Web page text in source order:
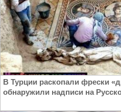
В Турции раскопали фрески
обнаружили надписи на